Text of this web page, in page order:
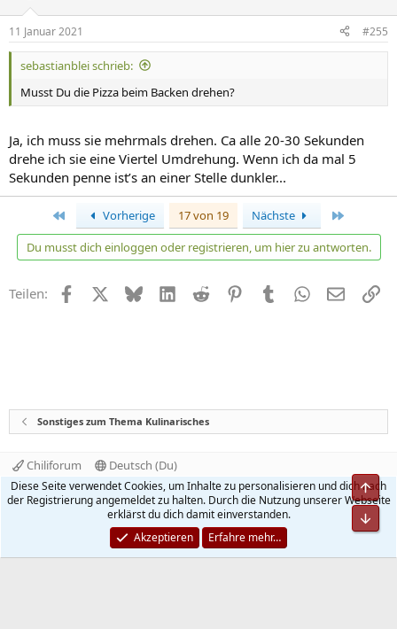
11 Januar 2021 #255
sebastianblei schrieb:
Musst Du die Pizza beim Backen drehen?
Ja, ich muss sie mehrmals drehen. Ca alle 20-30 Sekunden
drehe ich sie eine Viertel Umdrehung. Wenn ich da mal 5
Sekunden penne ist’s an einer Stelle dunkler...
Erste Vorherige 17 von 19 Nächste
Du musst dich einloggen oder registrieren, um hier zu antworten.
Teilen: Facebook BlueskyLinkedIn
Reddit PinterestTumblr WhatsApp
E-Mail
Sonstiges zum Thema Kulinarisches
Chiliforum
Deutsch (Du)
Kontakt
Nutzungsbedingungen
Datenschutz
Hilfe und Impressum
Start
R
S
Community platform by XenForo® © 2010-2026 XenForo Ltd.
Quality Add-Ons made withbyWMTech.
Diese Seite verwendet Cookies, um Inhalte zu personalisieren und dich nach
der Registrierung angemeldet zu halten. Durch die Nutzung unserer Webseite
erklärst du dich damit einverstanden.
Akzeptieren
Erfahre mehr…